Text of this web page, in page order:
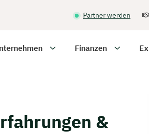
Partner werden
Finanzen
&